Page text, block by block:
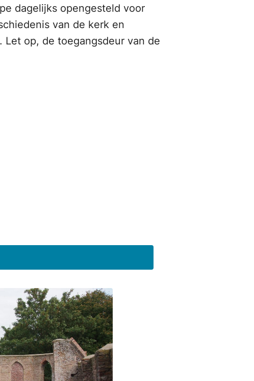
dagelijks opengesteld voor
van de kerk en
Let op, de toegangsdeur van de